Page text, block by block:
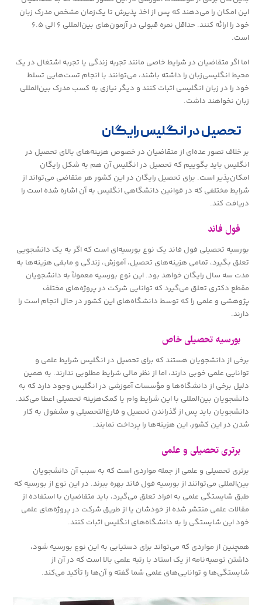
این امکان را می‌دهند که پس از اخذ پذیرش تا یک‌زمان مشخص مدرک زبان
خود را ارائه کنند. حداقل نمره قبولی در آزمون‌های بین‌المللی ۶ الی ۶.۵
است.
اما اگر متقاضیان در شرایط خاصی مانند تجربه زندگی یا تجربه اشتغال در یک
محیط انگلیسی‌زبان را داشته باشند، می‌توانند با انجام تست‌هایی تسلط
خود را در زبان انگلیسی اثبات کنند و دیگر نیازی به کسب مدرک بین‌المللی
زبان نخواهند داشت.
تحصیل در انگلیس رایگان
بر خلاف تصور عده‌ای از متقاضیان در خصوص هزینه‌های بالای تحصیل در
انگلیس باید بگوییم که تحصیل در انگلیس آن هم به شکل رایگان
امکان‌پذیر است. برای تحصیل رایگان در این کشور هر متقاضی می‌تواند از
شرایط مختلفی که در قوانین دانشگاهی انگلیس به آن اشاره شده است را
دریافت کند.
فول فاند
بورسیه تحصیلی فول فاند یک نوع بورسیه‌ای است که اگر به یک دانشجویی
تعلق بگیرد، تمامی هزینه‌های تحصیل، آموزش، زندگی و مابقی هزینه‌ها به
مدت سه سال رایگان خواهد بود. این نوع بورسیه معمولاً به دانشجویان
مقطع دکتری تعلق می‌گیرد که توانایی شرکت در پروژه‌های مختلف
پژوهشی و علمی را که توسط دانشگاه‌های این کشور در حال انجام است را
دارند.
بورسیه تحصیلی خاص
برخی از دانشجویان هستند که برای تحصیل در انگلیس شرایط علمی و
توانایی علمی خوبی دارند، اما از نظر مالی شرایط مطلوبی ندارند. به همین
دلیل برخی از دانشگاه‌ها و مؤسسات آموزشی در انگلیس وجود دارد که به
دانشجویان بین‌المللی با این شرایط وام یا کمک‌هزینه تحصیلی اعطا می‌کند.
دانشجویان باید پس از گذراندن تحصیل و فارغ‌التحصیلی و مشغول به کار
شدن در این کشور، این هزینه‌ها را پرداخت نمایند.
برتری تحصیلی و علمی
برتری تحصیلی و علمی از جمله مواردی است که به سبب آن دانشجویان
بین‌المللی می‌توانند از بورسیه فول فاند بهره ببرند. در این نوع از بورسیه که
طبق شایستگی علمی به افراد تعلق می‌گیرد، باید متقاضیان با استفاده از
مقالات علمی منتشر شده از خودشان یا از طریق شرکت در پروژه‌های علمی
خود این شایستگی را به دانشگاه‌های انگلیس اثبات کنند.
همچنین از مواردی که می‌تواند برای دستیابی به این نوع بورسیه شود،
داشتن توصیه‌نامه از یک استاد با رتبه علمی بالا است که در آن از
شایستگی‌ها و توانایی‌های علمی شما گفته و آن‌ها را تأکید می‌کند.